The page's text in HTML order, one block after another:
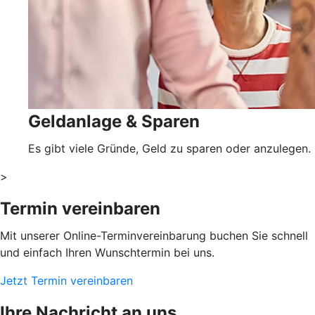
Geldanlage & Sparen
Es gibt viele Gründe, Geld zu sparen oder anzulegen.
>
Termin vereinbaren
Mit unserer Online-Terminvereinbarung buchen Sie schnell
und einfach Ihren Wunschtermin bei uns.
Jetzt Termin vereinbaren